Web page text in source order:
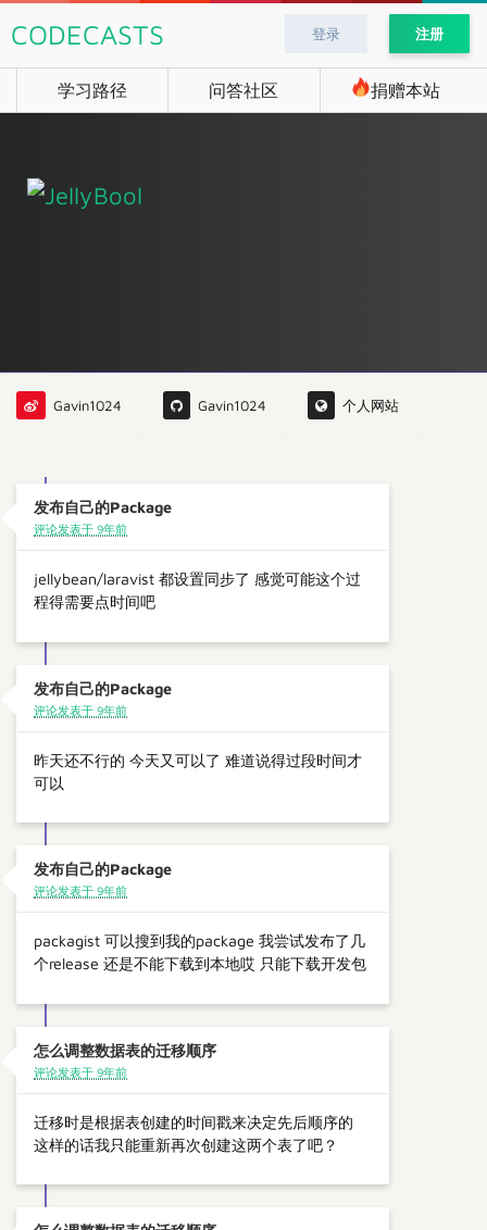
CODECASTS 登录 注册
学习路径 问答社区 捐赠本站
Gavin1024 Gavin1024 个人网站
发布自己的Package
评论发表于 9年前
jellybean/laravist 都设置同步了 感觉可能这个过
程得需要点时间吧
发布自己的Package
评论发表于 9年前
昨天还不行的 今天又可以了 难道说得过段时间才
可以
发布自己的Package
评论发表于 9年前
packagist 可以搜到我的package 我尝试发布了几
个release 还是不能下载到本地哎 只能下载开发包
怎么调整数据表的迁移顺序
评论发表于 9年前
迁移时是根据表创建的时间戳来决定先后顺序的
这样的话我只能重新再次创建这两个表了吧？